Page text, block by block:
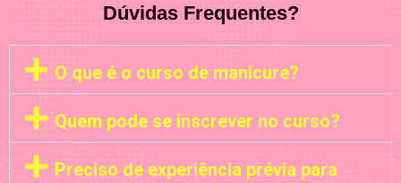
Dúvidas Frequentes?
O que é o curso de manicure?
Quem pode se inscrever no curso?
Preciso de experiência prévia para